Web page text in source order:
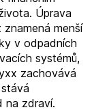
Úprava
menší
v odpadních
systémů,
zachovává
na zdraví.